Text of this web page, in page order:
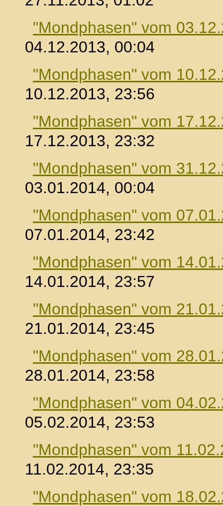
"Mondphasen" vom
04.12.2013, 00:04
"Mondphasen" vom
10.12.2013, 23:56
"Mondphasen" vom
17.12.2013, 23:32
"Mondphasen" vom
03.01.2014, 00:04
"Mondphasen" vom
07.01.2014, 23:42
"Mondphasen" vom
14.01.2014, 23:57
"Mondphasen" vom
21.01.2014, 23:45
"Mondphasen" vom
28.01.2014, 23:58
"Mondphasen" vom
05.02.2014, 23:53
"Mondphasen" vom
11.02.2014, 23:35
"Mondphasen" vom